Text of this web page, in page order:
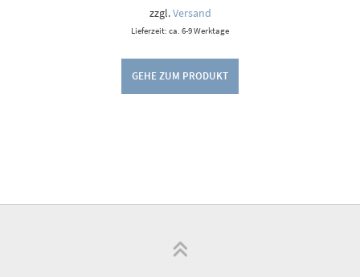
zzgl.Versand
Lieferzeit: ca. 6-9 Werktage
GEHE ZUM PRODUKT